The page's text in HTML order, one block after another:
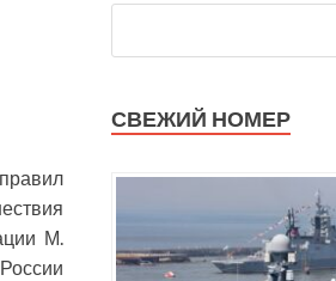
М.
СВЕЖИЙ НОМЕР